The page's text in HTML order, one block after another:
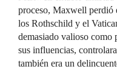
proceso, Maxwell perdió
los Rothschild y el
demasiado valioso como
sus influencias,
también era un